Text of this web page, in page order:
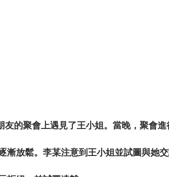
友的聚會上遇見了王小姐。當晚，聚會
漸放鬆。李某注意到王小姐並試圖與她